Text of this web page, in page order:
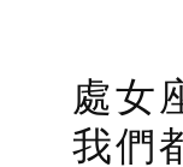
處女
我們